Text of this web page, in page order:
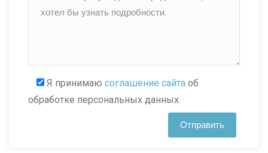
Я принимаю соглашение сайта об
обработке персональных данных.